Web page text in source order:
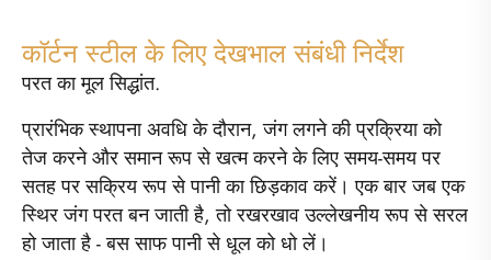
कॉर्टन स्टील के लिए देखभाल संबंधी निर्देश
परत का मूल सिद्धांत.
प्रारंभिक स्थापना अवधि के दौरान, जंग लगने की प्रक्रिया को
तेज करने और समान रूप से खत्म करने के लिए समय-समय पर
सतह पर सक्रिय रूप से पानी का छिड़काव करें। एक बार जब एक
स्थिर जंग परत बन जाती है, तो रखरखाव उल्लेखनीय रूप से सरल
हो जाता है - बस साफ पानी से धूल को धो लें।